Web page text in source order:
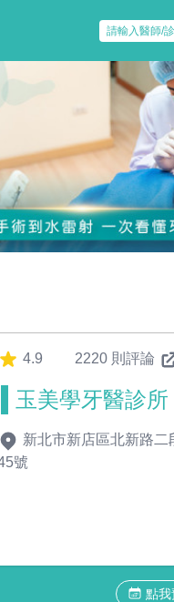
4.9 2220 則評論
玉美學牙醫診所
新北市新店區北新路二
號
點我